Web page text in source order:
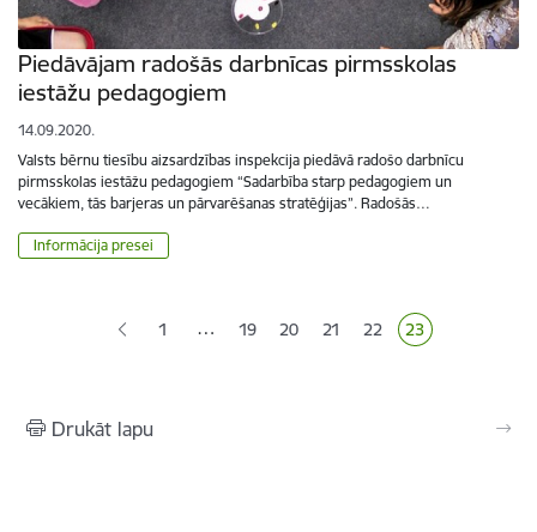
Piedāvājam radošās darbnīcas pirmsskolas
iestāžu pedagogiem
14.09.2020.
Valsts bērnu tiesību aizsardzības inspekcija piedāvā radošo darbnīcu
pirmsskolas iestāžu pedagogiem “Sadarbība starp pedagogiem un
vecākiem, tās barjeras un pārvarēšanas stratēģijas”. Radošās…
Informācija presei
1 … Lapa
19 Lapa
20 Lapa
21 Lapa
22 Pašreizējā lapa
23
Drukāt lapu